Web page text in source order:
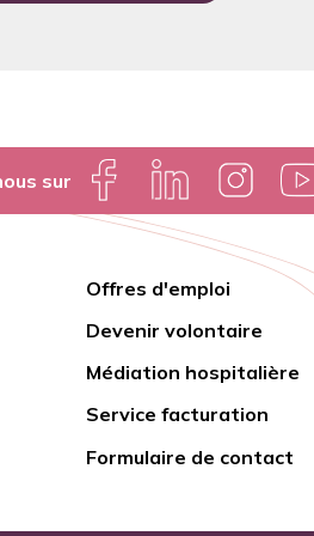
sur
Lien
rapide
Offres d'emploi
Devenir volontaire
Médiation hospitalière
Service facturation
Formulaire de contact